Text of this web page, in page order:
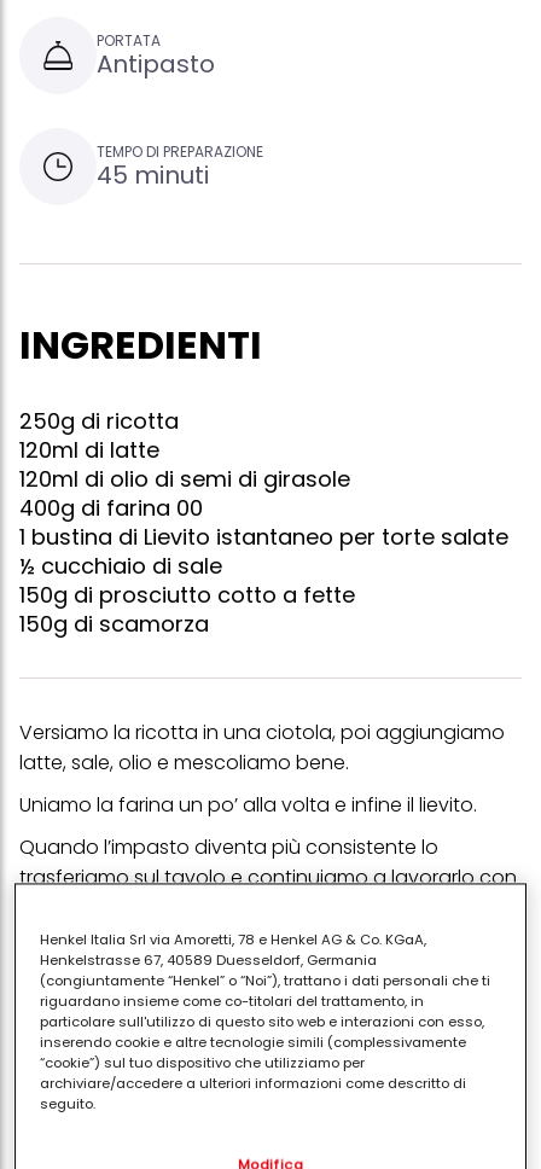
PORTATA
Antipasto
TEMPO DI PREPARAZIONE
45 minuti
INGREDIENTI
250g di ricotta
120ml di latte
120ml di olio di semi di girasole
400g di farina 00
1 bustina di Lievito istantaneo per torte salate
½ cucchiaio di sale
150g di prosciutto cotto a fette
150g di scamorza
Versiamo la ricotta in una ciotola, poi aggiungiamo
latte, sale, olio e mescoliamo bene.
Uniamo la farina un po’ alla volta e infine il lievito.
Quando l’impasto diventa più consistente lo
trasferiamo sul tavolo e continuiamo a lavorarlo con
tutta la farina e la pasta è liscia ed elastica e non si
attacca alle dita.
Quindi dividiamo l’impasto a metà, infariniamo un
foglio di carta forno e con il mattarello ci stendiamo
sopra una parte dell’impasto cercando di ottenere
una forma rettangolare.
Henkel Italia Srl via Amoretti, 78 e Henkel AG & Co. KGaA,
Henkelstrasse 67, 40589 Duesseldorf, Germania
(congiuntamente “Henkel” o “Noi”), trattano i dati personali che ti
riguardano insieme come co-titolari del trattamento, in
particolare sull'utilizzo di questo sito web e interazioni con esso,
inserendo cookie e altre tecnologie simili (complessivamente
“cookie”) sul tuo dispositivo che utilizziamo per
archiviare/accedere a ulteriori informazioni come descritto di
seguito.
Modifica